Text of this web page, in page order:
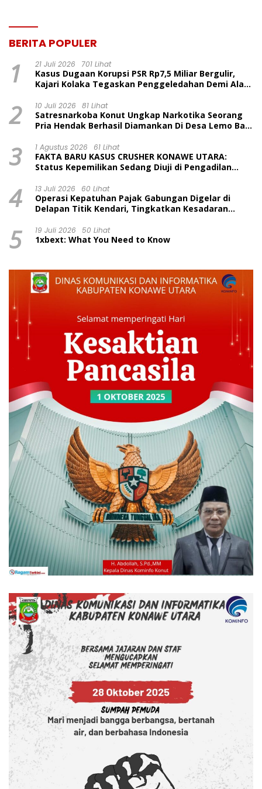
BERITA POPULER
1 21 Juli 2026 701 Lihat
Kasus Dugaan Korupsi PSR Rp7,5 Miliar Bergulir,
Kajari Kolaka Tegaskan Penggeledahan Demi Alat
2 10 Juli 2026 81 Lihat
Satresnarkoba Konut Ungkap Narkotika Seorang
Pria Hendak Berhasil Diamankan Di Desa Lemo Bajo
3 1 Agustus 2026 61 Lihat
FAKTA BARU KASUS CRUSHER KONAWE UTARA:
Status Kepemilikan Sedang Diuji di Pengadilan
Dinilai Prematur
4 13 Juli 2026 60 Lihat
Operasi Kepatuhan Pajak Gabungan Digelar di
Delapan Titik Kendari, Tingkatkan Kesadaran
5 19 Juli 2026 50 Lihat
1xbext: What You Need to Know